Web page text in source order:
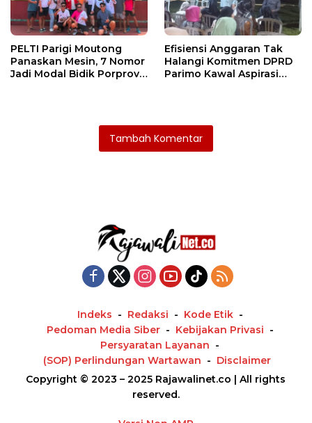
PELTI Parigi Moutong
Panaskan Mesin, 7 Nomor
Jadi Modal Bidik Porprov
Efisiensi Anggaran Tak
Halangi Komitmen DPRD
Parimo Kawal Aspirasi
Tambah Komentar
Indeks Redaksi
Kode Etik
Pedoman Media Siber
Kebijakan Privasi
Persyaratan Layanan
(SOP) Perlindungan Wartawan
Disclaimer
Copyright © 2023 – 2025 Rajawalinet.co | All rights
reserved.